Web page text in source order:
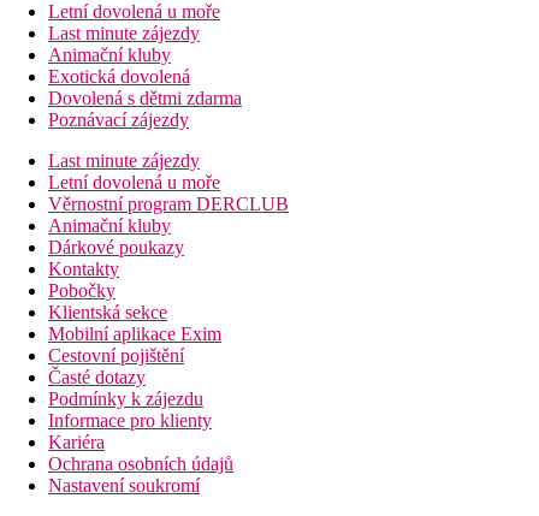
Letní dovolená u moře
Last minute zájezdy
Animační kluby
Exotická dovolená
Dovolená s dětmi zdarma
Poznávací zájezdy
Last minute zájezdy
Letní dovolená u moře
Věrnostní program DERCLUB
Animační kluby
Dárkové poukazy
Kontakty
Pobočky
Klientská sekce
Mobilní aplikace Exim
Cestovní pojištění
Časté dotazy
Podmínky k zájezdu
Informace pro klienty
Kariéra
Ochrana osobních údajů
Nastavení soukromí